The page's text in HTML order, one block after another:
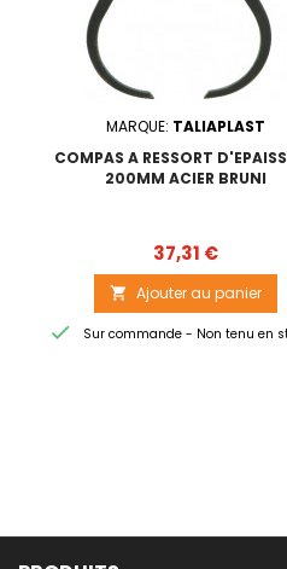
MARQUE: TALIAPLAST
COMPAS A RESSORT
200MM ACIER BRUNI
Prix
37,31 €
 Ajouter au panier
 Sur commande - Non tenu en